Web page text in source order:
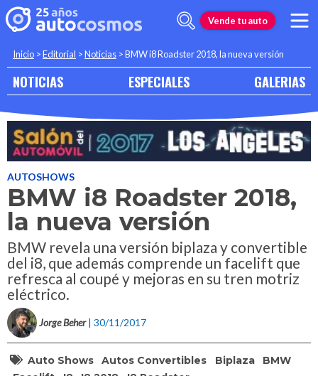
Vende tu auto
Inicio >Editorial >Noticias >BMW i8 Roadster 2018, la nueva versión
NOTICIAS ESPECIALES GALERIAS
AUTOSHOWS
BMW i8 Roadster 2018,
la nueva versión
BMW revela una versión biplaza y convertible
del i8, que además comprende un facelift que
refresca al coupé y mejoras en su tren motriz
eléctrico.
Jorge Beher | 30/11/2017
Auto Shows Autos Convertibles Biplaza
BMW